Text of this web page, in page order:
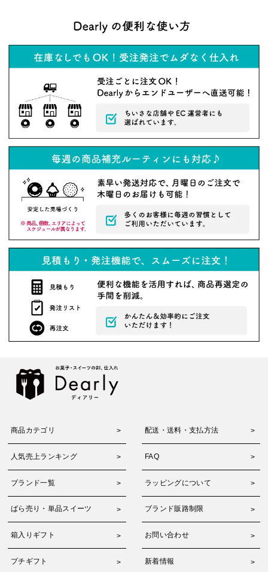
商品カテゴリ 配送・送料・支払方法
人気売上ランキング FAQ
ブランド一覧 ラッピングについて
ばら売り・単品スイーツ ブランド販路制限
箱入りギフト お問い合わせ
プチギフト 新着情報